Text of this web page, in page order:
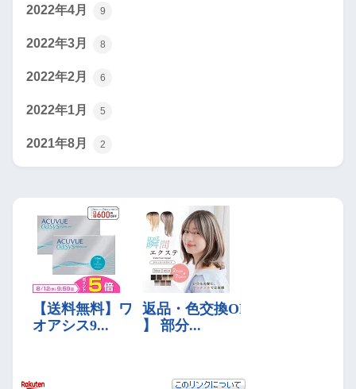
2022年4月 9
2022年3月 8
2022年2月 6
2022年1月 5
2021年8月 2